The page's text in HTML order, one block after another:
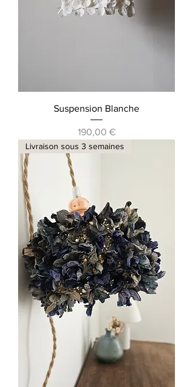
Suspension Blanche
Prix
190,00 €
Livraison sous 3 semaines